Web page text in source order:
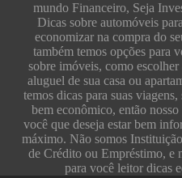
mundo Financeiro, Seja
Dicas sobre automóveis
economizar na compra do
também temos opções para
sobre imóveis, como
aluguel de sua casa ou
temos dicas para suas
bem econômico, então
você que deseja estar bem
máximo. Não somos
de Crédito ou Empréstimo, e
para você leitor dicas